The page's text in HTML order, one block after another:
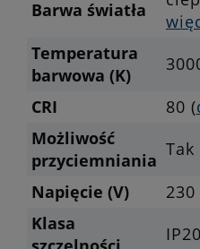
Barwa światła
Temperatura
barwowa (K)
CRI
80 (
Możliwość
przyciemniania
Tak
Napięcie (V)
230
Klasa